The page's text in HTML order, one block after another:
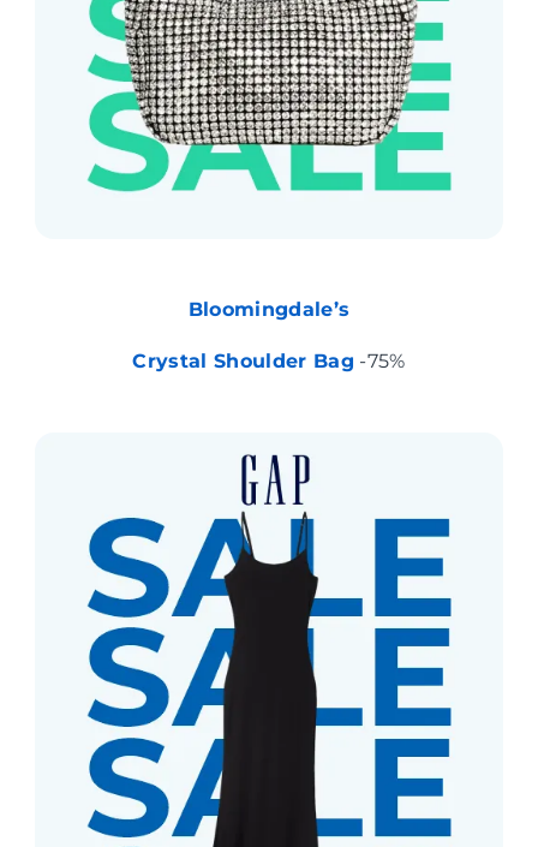
Bloomingdale’s
Crystal Shoulder Bag -75%